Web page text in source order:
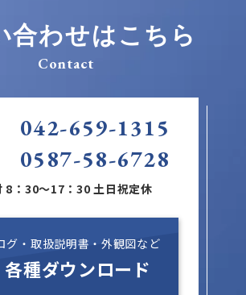
合わせはこちら
Contact
042-659-1315
0587-58-6728
8：30～17：30 土日祝定休
グ・取扱説明書・外観図など
各種ダウンロード